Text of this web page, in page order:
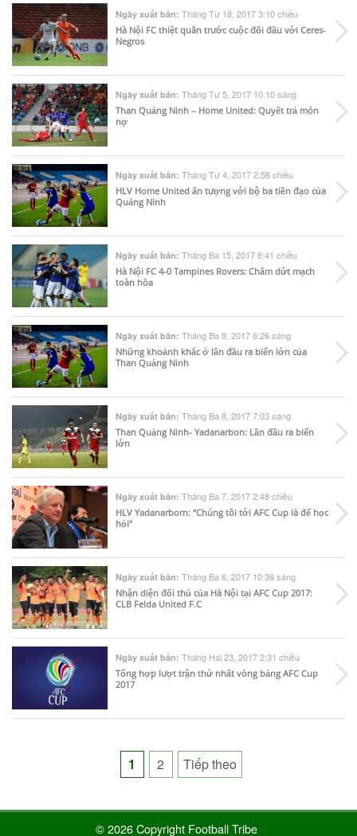
Ngày xuất bản: Tháng Tư 18, 2017 3:10 chiều
Hà Nội FC thiệt quân trước cuộc đối đầu với Ceres-
Negros
Ngày xuất bản: Tháng Tư 5, 2017 10:10 sáng
Than Quảng Ninh – Home United: Quyết trả món
nợ
Ngày xuất bản: Tháng Tư 4, 2017 2:58 chiều
HLV Home United ấn tượng với bộ ba tiền đạo của
Quảng Ninh
Ngày xuất bản: Tháng Ba 15, 2017 8:41 chiều
Hà Nội FC 4-0 Tampines Rovers: Chấm dứt mạch
toàn hòa
Ngày xuất bản: Tháng Ba 9, 2017 6:26 sáng
Những khoảnh khắc ở lần đầu ra biển lớn của
Than Quảng Ninh
Ngày xuất bản: Tháng Ba 8, 2017 7:03 sáng
Than Quảng Ninh- Yadanarbon: Lần đầu ra biển
lớn
Ngày xuất bản: Tháng Ba 7, 2017 2:48 chiều
HLV Yadanarborn: “Chúng tôi tới AFC Cup là để học
hỏi”
Ngày xuất bản: Tháng Ba 6, 2017 10:36 sáng
Nhận diện đối thủ của Hà Nội tại AFC Cup 2017:
CLB Felda United F.C
Ngày xuất bản: Tháng Hai 23, 2017 2:31 chiều
Tổng hợp lượt trận thứ nhất vòng bảng AFC Cup
2017
Posts
pagination
1 2 Tiếp theo
© 2026 Copyright Football Tribe